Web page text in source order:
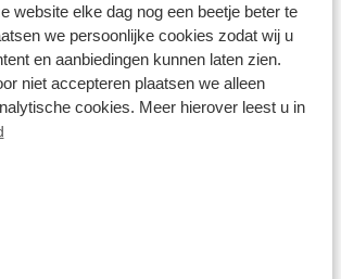
website elke dag nog een beetje beter te
we persoonlijke cookies zodat wij u
en aanbiedingen kunnen laten zien.
niet accepteren plaatsen we alleen
cookies. Meer hierover leest u in
Bekijken